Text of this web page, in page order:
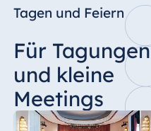
Tagen und Feiern
Für Tagungen
und kleine
Meetings